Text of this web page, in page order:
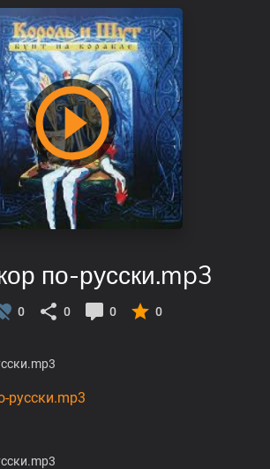
по-русски.mp3
0 0 0 0
русски.mp3